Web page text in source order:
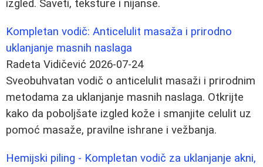
izgled. Saveti, teksture i nijanse.
Kompletan vodič: Anticelulit masaža i prirodno
uklanjanje masnih naslaga
Radeta Vidičević 2026-07-24
Sveobuhvatan vodič o anticelulit masaži i prirodnim
metodama za uklanjanje masnih naslaga. Otkrijte
kako da poboljšate izgled kože i smanjite celulit uz
pomoć masaže, pravilne ishrane i vežbanja.
Hemijski piling - Kompletan vodič za uklanjanje akni,